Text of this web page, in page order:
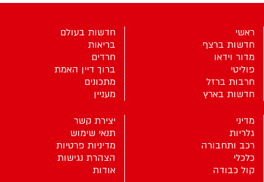
ראשי
חדשות ברצף
מדור וידאו
פוליטי
חרבות ברזל
חדשות בארץ
חדשות בעולם
בריאות
חרדים
ברוך דיין האמת
מתכונים
מעניין
מדיני
גלריות
רכב ותחבורה
כלכלי
קול כבודה
יצירת קשר
תנאי שימוש
מדיניות פרטיות
הצהרת נגישות
אודות